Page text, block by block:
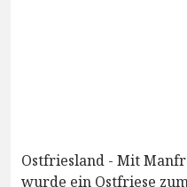
Ostfriesland - Mit
wurde ein Ostfriese